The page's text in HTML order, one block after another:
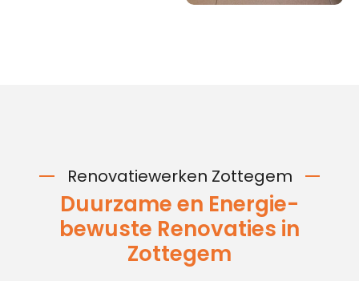
Renovatiewerken Zottegem
Duurzame en Energie-
bewuste Renovaties in
Zottegem